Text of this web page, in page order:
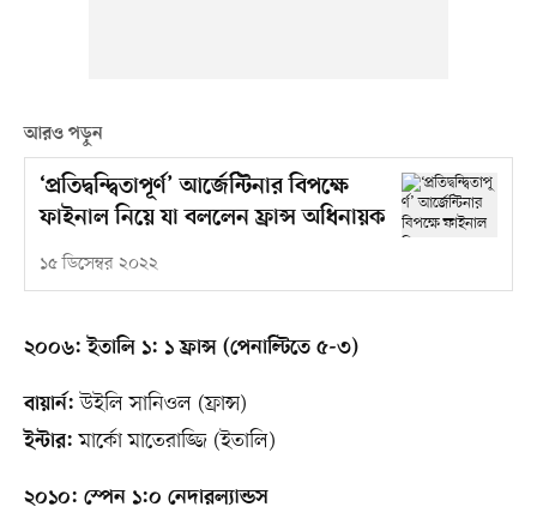
আরও পড়ুন
‘প্রতিদ্বন্দ্বিতাপূর্ণ’ আর্জেন্টিনার বিপক্ষে
ফাইনাল নিয়ে যা বললেন ফ্রান্স অধিনায়ক
১৫ ডিসেম্বর ২০২২
২০০৬: ইতালি ১: ১ ফ্রান্স (পেনাল্টিতে ৫-৩)
বায়ার্ন: উইলি সানিওল (ফ্রান্স)
ইন্টার: মার্কো মাতেরাজ্জি (ইতালি)
২০১০: স্পেন ১:০ নেদারল্যান্ডস